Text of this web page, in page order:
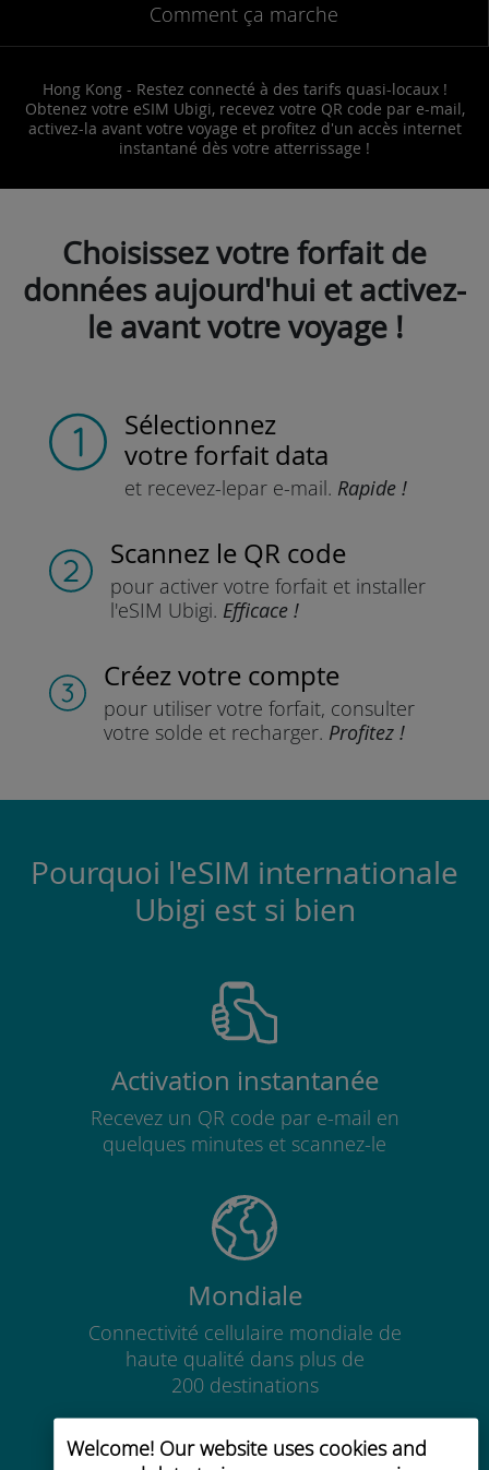
Welcome! Our website uses cookies and
Comment ça marche
Hong Kong - Restez connecté à des tarifs quasi-locaux !
Obtenez votre eSIM Ubigi, recevez votre QR code par e-mail,
activez-la avant votre voyage et profitez d'un accès internet
instantané dès votre atterrissage !
Choisissez votre forfait de
données aujourd'hui et activez-
le avant votre voyage !
Sélectionnez
votre forfait data
et recevez-lepar e-mail. Rapide !
Scannez le QR code
pour activer votre forfaitet installer
l'eSIM Ubigi. Efficace !
Créez votre compte
pour utiliser votre forfait, consulter
votre solde et recharger. Profitez !
Pourquoi l'eSIM internationale
Ubigi est si bien
Activation instantanée
Recevez un QR code par e-mail en
quelques minutes et scannez-le
Mondiale
Connectivité cellulaire mondiale de
haute qualité dans plus de
200 destinations